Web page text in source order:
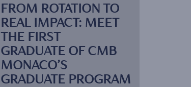
FROM ROTATION TO
REAL IMPACT: MEET
THE FIRST
GRADUATE OF CMB
MONACO’S
GRADUATE PROGRAM